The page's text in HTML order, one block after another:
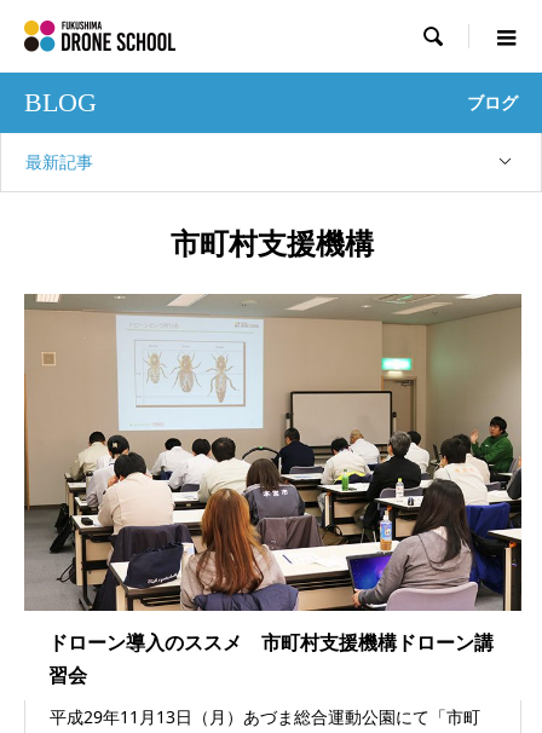

BLOG ブログ
最新記事
市町村支援機構
ドローン導入のススメ 市町村支援機構ドローン講
習会
平成29年11月13日（月）あづま総合運動公園にて「市町